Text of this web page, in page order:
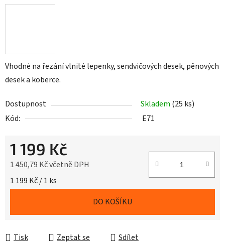
Vhodné na řezání vlnité lepenky, sendvičových desek, pěnových
desek a koberce.
Dostupnost Skladem (25 ks)
Kód:
E71
1 199 Kč
1 450,79 Kč včetně DPH
Měrná cena:
1 199 Kč / 1 ks
DO KOŠÍKU
Tisk Zeptat se Sdílet